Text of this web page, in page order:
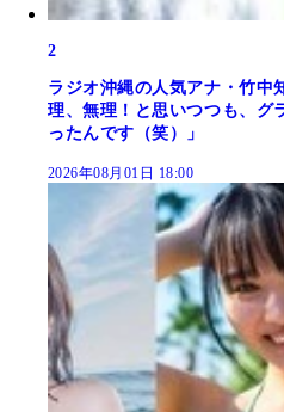
2
ラジオ沖縄の人気アナ・竹中
理、無理！と思いつつも、グ
ったんです（笑）」
2026年08月01日 18:00